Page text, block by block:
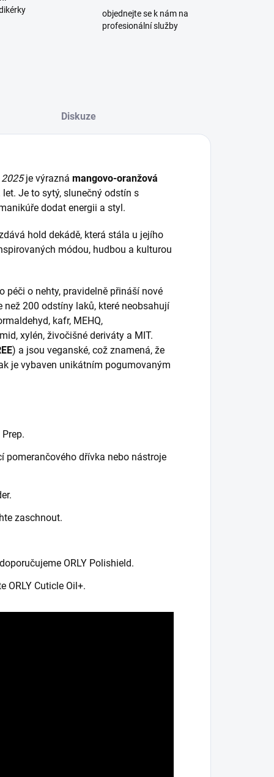
objednejte se k nám na
profesionální služby
Diskuze
je výrazná mangovo-oranžová
Je to sytý, slunečný odstín s
dodat energii a styl.
hold dekádě, která stála u jejího
módou, hudbou a kulturou
péči o nehty, pravidelně přináší nové
200 odstíny laků, které neobsahují
kafr, MEHQ,
xylén, živočišné deriváty a MIT.
) a jsou veganské, což znamená, že
je vybaven unikátním pogumovaným
pomerančového dřívka nebo nástroje
zaschnout.
ORLY Polishield.
ORLY Cuticle Oil+.